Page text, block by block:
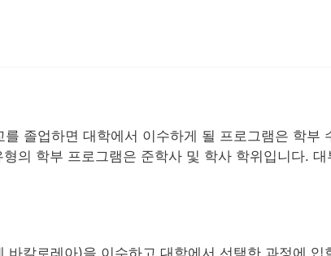
졸업하면 대학에서 이수하게 될 프로그램은 학부
의 학부 프로그램은 준학사 및 학사 학위입니다. 대